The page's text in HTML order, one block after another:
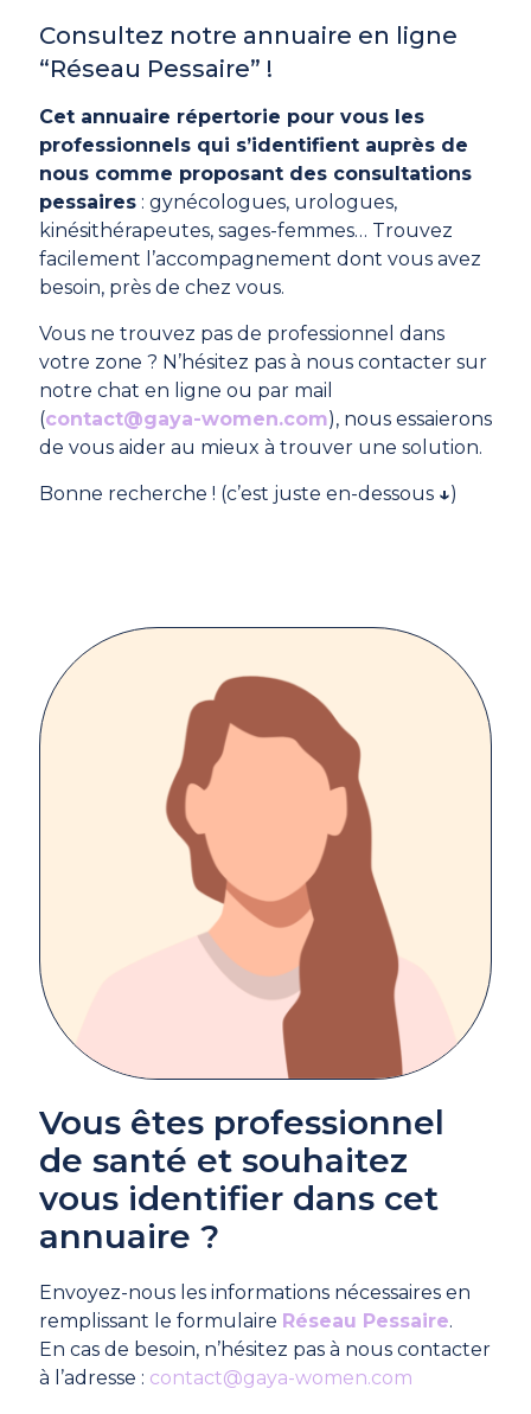
Consultez notre annuaire en ligne
“Réseau Pessaire” !
Cet annuaire répertorie pour vous les
professionnels qui s’identifient auprès de
nous comme proposant des consultations
pessaires : gynécologues, urologues,
kinésithérapeutes, sages-femmes… Trouvez
facilement l’accompagnement dont vous avez
besoin, près de chez vous.
Vous ne trouvez pas de professionnel dans
votre zone ? N’hésitez pas à nous contacter sur
notre chat en ligne ou par mail
(contact@gaya-women.com), nous essaierons
de vous aider au mieux à trouver une solution.
Bonne recherche ! (c’est juste en-dessous ↓)
Vous êtes professionnel
de santé et souhaitez
vous identifier dans cet
annuaire ?
Envoyez-nous les informations nécessaires en
remplissant le formulaire Réseau Pessaire.
En cas de besoin, n’hésitez pas à nous contacter
à l’adresse : contact@gaya-women.com